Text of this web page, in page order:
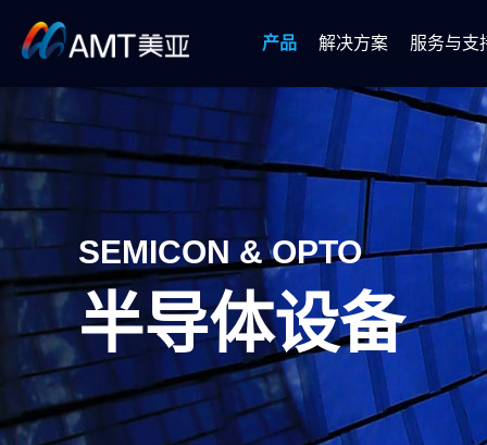
产品
半导体设备
解决方案
软件解决方案 自动
服务与支
SEMICON & OPTO
半导体设备